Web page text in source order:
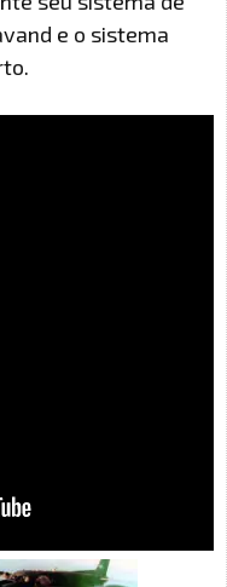
e o sistema